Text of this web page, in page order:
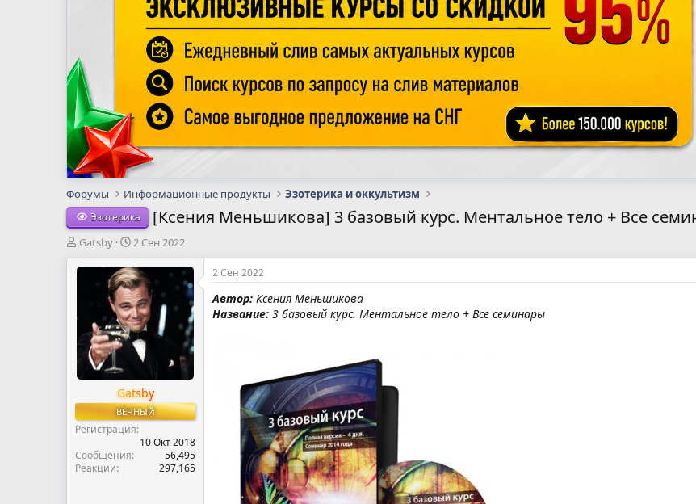
Форумы Информационные продукты Эзотерика и оккультизм
Эзотерика [Ксения Меньшикова] 3 базовый курс. Ментальное тело + Все
А
т
м
ы
Gatsby
Д
т
а
н
а
ч
а
л
2 Сен 2022
Gatsby
ВЕЧНЫЙ
Регистрация
10 Окт 2018
Сообщения
56,495
Реакции
297,165
2 Сен 2022
Автор: Ксения Меньшикова
Название: 3 базовый курс. Ментальное тело + Все семинары